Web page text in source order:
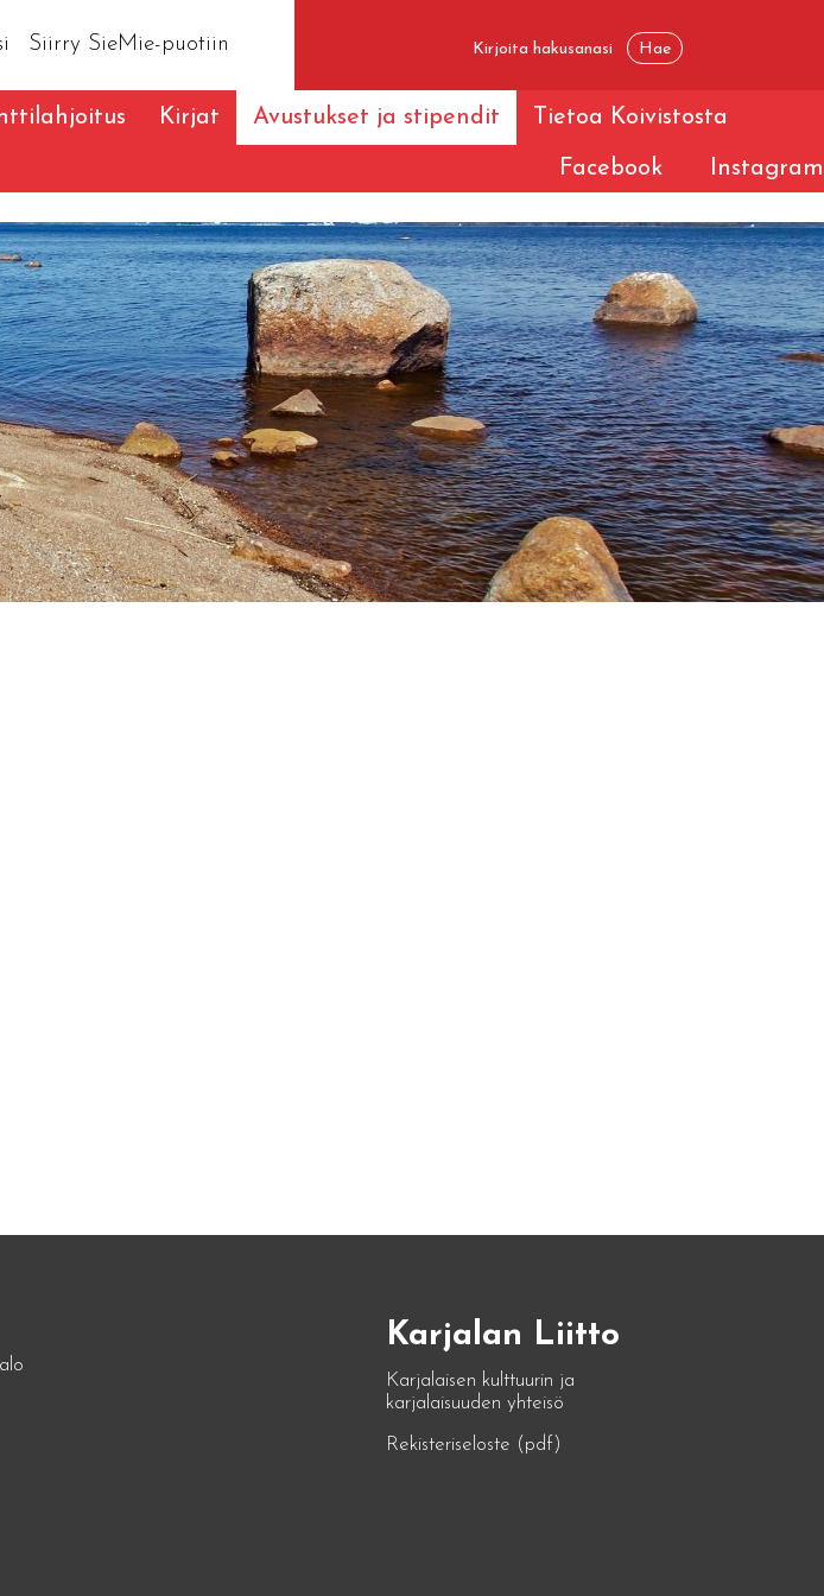
Siirry SieMie-puotiin
Kirjat Avustukset ja stipendit Tietoa Koivistosta
Facebook Instagram
Karjalan Liitto
Karjalaisen kulttuurin ja
karjalaisuuden yhteisö
Rekisteriseloste (pdf)